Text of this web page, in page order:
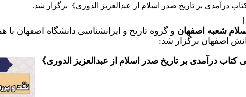
درآمدی بر تاریخ صدر اسلام از عبدالعزیز الدوری》برگزار شد.
شعبه اصفهان و گروه تاریخ و ایرانشناسی دانشگاه اصفهان با
اصفهان برگزار شد:
کتاب درآمدی بر تاریخ صدر اسلام از عبدالعزیز الدوری》